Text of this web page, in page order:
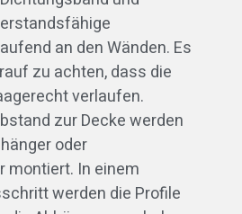
an den Wänden. Es
zu achten, dass die
verlaufen.
zur Decke werden
oder
montiert. In einem
werden die Profile